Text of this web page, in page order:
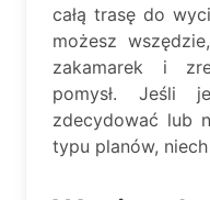
całą trasę do
możesz
zakamarek i
pomysł. Jeśli
zdecydować lub
typu planów,